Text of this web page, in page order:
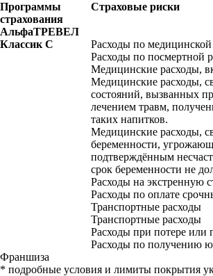
Программы
страхования
АльфаТРЕВЕЛ
Страховые риски
Классик С Расходы по медицинской
Расходы по посмертной
Медицинские расходы,
Медицинские расходы,
состояний, вызванных
лечением травм,
таких напитков.
Медицинские расходы,
беременности,
подтверждённым
срок беременности не
Расходы на экстренную
Расходы по оплате
Транспортные расходы
Транспортные расходы
Расходы при потере
Расходы по получению
Франшиза
* подробные условия и лимиты покрытия